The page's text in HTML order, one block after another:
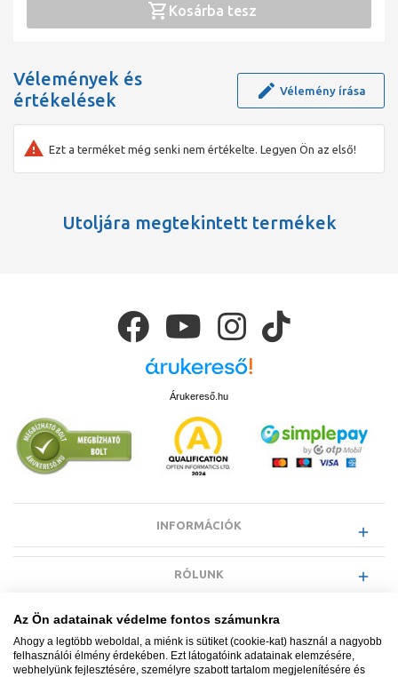
Kosárba tesz
Vélemények és
értékelések
Vélemény írása
Ezt a terméket még senki nem értékelte. Legyen Ön az első!
Utoljára megtekintett termékek
Árukereső.hu
INFORMÁCIÓK
RÓLUNK
EGYÉB INFORMÁCIÓK
VÁSÁRLÓI INFORMÁCIÓK
Az Ön adatainak védelme fontos számunkra
Ahogy a legtöbb weboldal, a miénk is sütiket (cookie-kat) használ a nagyobb
felhasználói élmény érdekében. Ezt látogatóink adatainak elemzésére,
webhelyünk fejlesztésére, személyre szabott tartalom megjelenítésére és